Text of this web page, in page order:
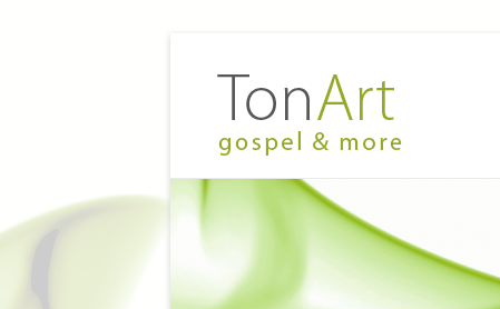
TonArt
gospel
&
more
Mein Chor
Hannover-
Linden